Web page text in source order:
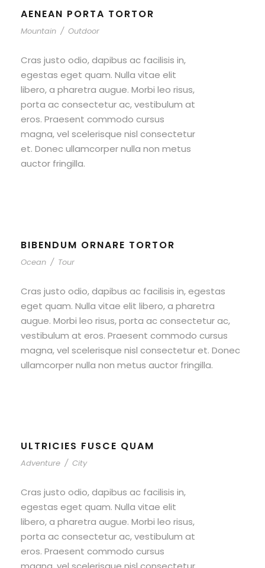
AENEAN PORTA TORTOR
Mountain / Outdoor
Cras justo odio, dapibus ac facilisis in,
egestas eget quam. Nulla vitae elit
libero, a pharetra augue. Morbi leo risus,
porta ac consectetur ac, vestibulum at
eros. Praesent commodo cursus
magna, vel scelerisque nisl consectetur
et. Donec ullamcorper nulla non metus
auctor fringilla.
BIBENDUM ORNARE TORTOR
Ocean / Tour
Cras justo odio, dapibus ac facilisis in, egestas
eget quam. Nulla vitae elit libero, a pharetra
augue. Morbi leo risus, porta ac consectetur ac,
vestibulum at eros. Praesent commodo cursus
magna, vel scelerisque nisl consectetur et. Donec
ullamcorper nulla non metus auctor fringilla.
ULTRICIES FUSCE QUAM
Adventure / City
Cras justo odio, dapibus ac facilisis in,
egestas eget quam. Nulla vitae elit
libero, a pharetra augue. Morbi leo risus,
porta ac consectetur ac, vestibulum at
eros. Praesent commodo cursus